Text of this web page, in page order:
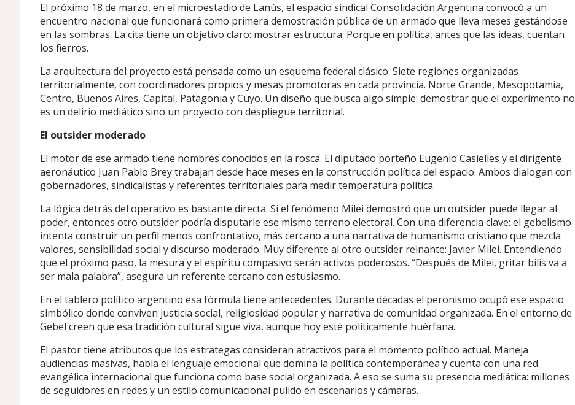
El próximo 18 de marzo, en el microestadio de Lanús, el espacio sindical Consolidación Argentina convocó a un
encuentro nacional que funcionará como primera demostración pública de un armado que lleva meses gestándose
en las sombras. La cita tiene un objetivo claro: mostrar estructura. Porque en política, antes que las ideas, cuentan
los fierros.
La arquitectura del proyecto está pensada como un esquema federal clásico. Siete regiones organizadas
territorialmente, con coordinadores propios y mesas promotoras en cada provincia. Norte Grande, Mesopotamia,
Centro, Buenos Aires, Capital, Patagonia y Cuyo. Un diseño que busca algo simple: demostrar que el experimento no
es un delirio mediático sino un proyecto con despliegue territorial.
El outsider moderado
El motor de ese armado tiene nombres conocidos en la rosca. El diputado porteño Eugenio Casielles y el dirigente
aeronáutico Juan Pablo Brey trabajan desde hace meses en la construcción política del espacio. Ambos dialogan con
gobernadores, sindicalistas y referentes territoriales para medir temperatura política.
La lógica detrás del operativo es bastante directa. Si el fenómeno Milei demostró que un outsider puede llegar al
poder, entonces otro outsider podría disputarle ese mismo terreno electoral. Con una diferencia clave: el gebelismo
intenta construir un perfil menos confrontativo, más cercano a una narrativa de humanismo cristiano que mezcla
valores, sensibilidad social y discurso moderado. Muy diferente al otro outsider reinante: Javier Milei. Entendiendo
que el próximo paso, la mesura y el espíritu compasivo serán activos poderosos. “Después de Milei, gritar bilis va a
ser mala palabra”, asegura un referente cercano con estusiasmo.
En el tablero político argentino esa fórmula tiene antecedentes. Durante décadas el peronismo ocupó ese espacio
simbólico donde conviven justicia social, religiosidad popular y narrativa de comunidad organizada. En el entorno de
Gebel creen que esa tradición cultural sigue viva, aunque hoy esté políticamente huérfana.
El pastor tiene atributos que los estrategas consideran atractivos para el momento político actual. Maneja
audiencias masivas, habla el lenguaje emocional que domina la política contemporánea y cuenta con una red
evangélica internacional que funciona como base social organizada. A eso se suma su presencia mediática: millones
de seguidores en redes y un estilo comunicacional pulido en escenarios y cámaras.